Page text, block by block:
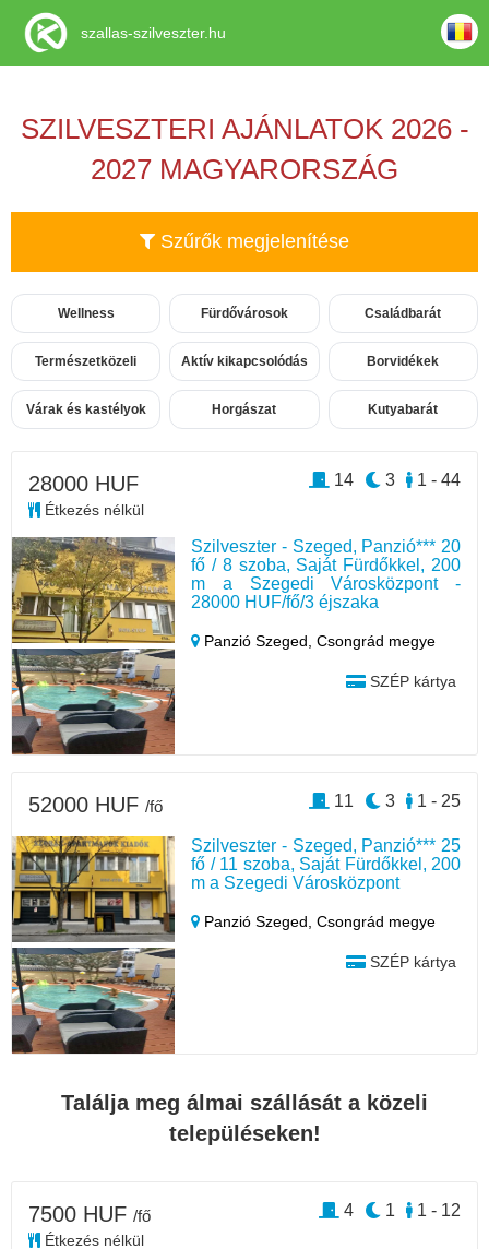
SZILVESZTERI AJÁNLATOK 2026 -
2027 MAGYARORSZÁG
Szűrők megjelenítése
Wellness Fürdővárosok Családbarát
Természetközeli Aktív kikapcsolódás Borvidékek
Várak és kastélyok Horgászat Kutyabarát
Szilveszter - Szeged, Panzió*** 20
fő / 8 szoba, Saját Fürdőkkel, 200
m a Szegedi Városközpont -
28000 HUF/fő/3 éjszaka
Panzió Szeged,Csongrád megye
SZÉP kártya
28000 HUF
Étkezés nélkül
1 - 44
3
14
Szilveszter - Szeged, Panzió*** 25
fő / 11 szoba, Saját Fürdőkkel, 200
m a Szegedi Városközpont
Panzió Szeged,Csongrád megye
SZÉP kártya
52000 HUF /fő 1 - 25
3
11
Találja meg álmai szállását a közeli
településeken!
7500 HUF /fő
Étkezés nélkül
1 - 12
1
4
szallas-szilveszter.hu